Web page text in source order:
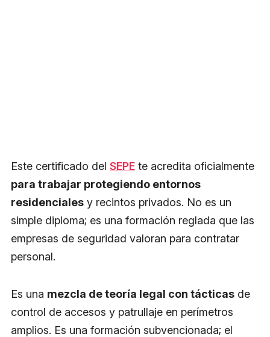
Este certificado del SEPE te acredita oficialmente
para trabajar protegiendo entornos
residenciales y recintos privados. No es un
simple diploma; es una formación reglada que las
empresas de seguridad valoran para contratar
personal.
Es una mezcla de teoría legal con tácticas de
control de accesos y patrullaje en perímetros
amplios. Es una formación subvencionada; el